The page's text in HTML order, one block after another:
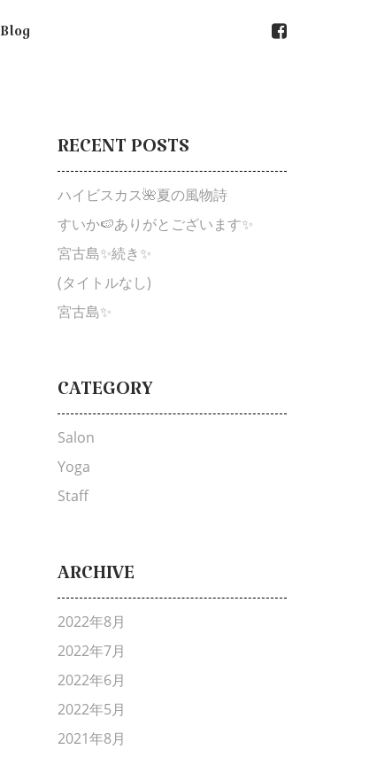
Blog
RECENT POSTS
ハイビスカス🌺夏の風物詩
すいか🍉ありがとございます✨
宮古島✨続き✨
(タイトルなし)
宮古島✨
CATEGORY
Salon
Yoga
Staff
ARCHIVE
2022年8月
2022年7月
2022年6月
2022年5月
2021年8月